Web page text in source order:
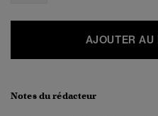
AJOUTER AU
Notes du rédacteur